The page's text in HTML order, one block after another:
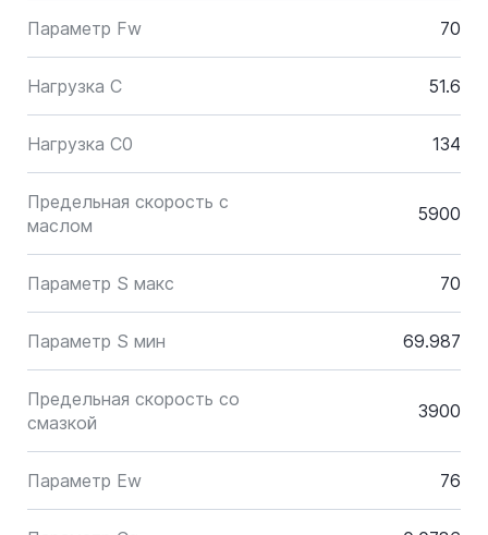
Параметр Fw 70
Нагрузка C 51.6
Нагрузка C0 134
Предельная скорость с
маслом
5900
Параметр S макс 70
Параметр S мин 69.987
Предельная скорость со
смазкой
3900
Параметр Ew 76